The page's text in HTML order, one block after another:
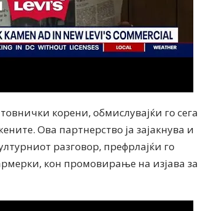
корени, обмислувајќи го сега
Ова партнерство ја зајакнува и
разговор, префрлајќи го
кон промовирање на изјава за